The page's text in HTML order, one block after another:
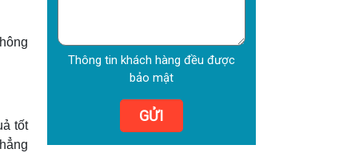
tốt
Thông tin khách hàng đều được
bảo mật
GỬI